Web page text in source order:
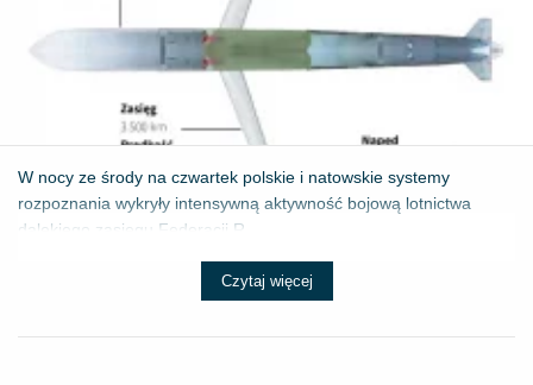
W nocy ze środy na czwartek polskie i natowskie systemy
rozpoznania wykryły intensywną aktywność bojową lotnictwa
dalekiego zasięgu Federacji R...
Czytaj więcej